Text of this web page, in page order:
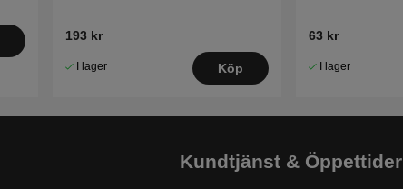
193 kr
I lager Köp
63 kr
I lager
Kundtjänst & Öppettider